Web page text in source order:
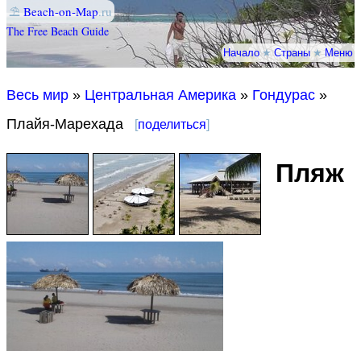
⛱ Beach-on-Map.ru
The Free Beach Guide
Начало★Страны★Меню
Весь мир » Центральная Америка » Гондурас »
Плайя-Марехада
[поделиться]
Пляж